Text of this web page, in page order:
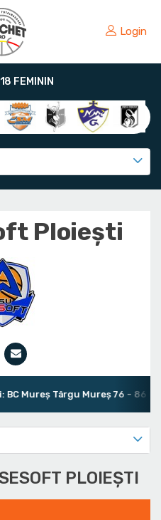
Login
FEMININ
Ploiești
Mureș Târgu Mureș 76 - 86
PLOIEȘTI